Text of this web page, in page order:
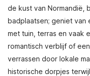
de kust van Normandië,
badplaatsen; geniet van
met tuin, terras en vaak
romantisch verblijf of
verrassen door lokale
historische dorpjes